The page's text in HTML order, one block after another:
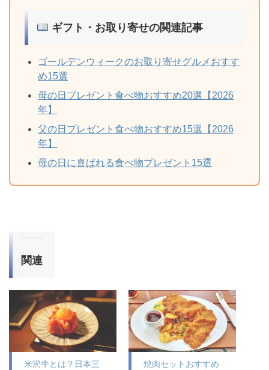
ギフト・お取り寄せの関連記事
ゴールデンウィークのお取り寄せグルメおすす
め15選
母の日プレゼント食べ物おすすめ20選【2026
年】
父の日プレゼント食べ物おすすめ15選【2026
年】
母の日に喜ばれる食べ物プレゼント15選
関連
米沢牛とは？日本三
焼肉セットおすすめ